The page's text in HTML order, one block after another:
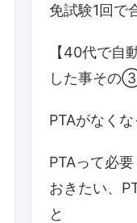
免試験1回で
【40代で自
した事その
PTAがなく
PTAって必
おきたい、
と